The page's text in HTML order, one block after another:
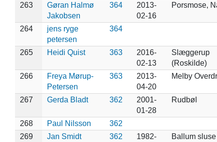
263
Gøran Halmø
Jakobsen
364
2013-
02-16
Porsmose,
264
jens ryge
petersen
364
265 Heidi Quist 363
2016-
02-13
Slæggerup
(Roskilde)
266
Freya Mørup-
Petersen
363
2013-
04-20
Melby
267 Gerda Bladt 362
2001-
01-28
Rudbøl
268 Paul Nilsson
362
269
Jan Smidt 362
1982-
Ballum sluse